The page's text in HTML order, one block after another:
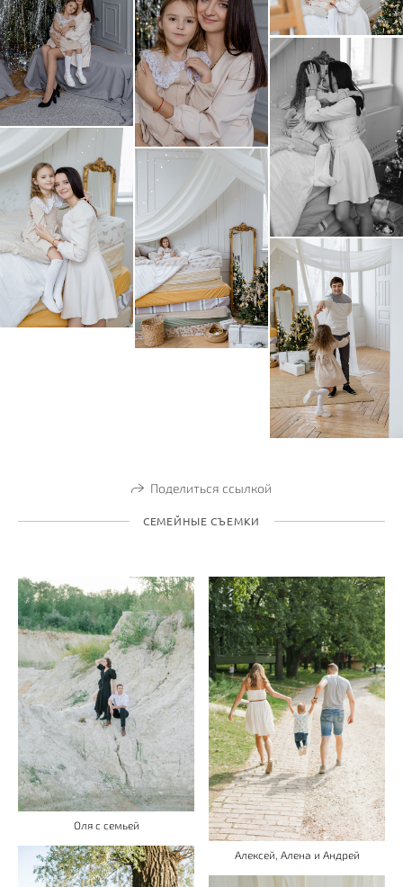
Поделиться ссылкой
СЕМЕЙНЫЕ СЪЕМКИ
Оля с семьей
Алексей, Алена и Андрей